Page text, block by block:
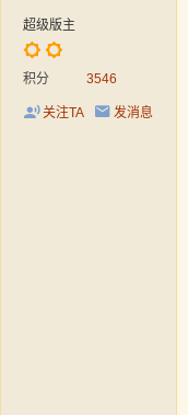
超级版主
积分 3546
关注TA 发消息